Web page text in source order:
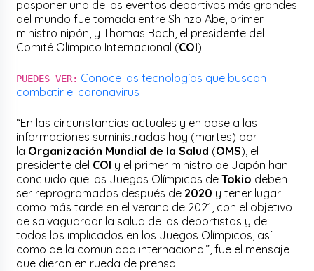
posponer uno de los eventos deportivos más grandes
del mundo fue tomada entre Shinzo Abe, primer
ministro nipón, y Thomas Bach, el presidente del
Comité Olímpico Internacional (COI).
PUEDES VER: Conoce las tecnologías que buscan
combatir el coronavirus
“En las circunstancias actuales y en base a las
informaciones suministradas hoy (martes) por
la Organización Mundial de la Salud (OMS), el
presidente del COI y el primer ministro de Japón han
concluido que los Juegos Olímpicos deTokio deben
ser reprogramados después de 2020 y tener lugar
como más tarde en el verano de 2021, con el objetivo
de salvaguardar la salud de los deportistas y de
todos los implicados en los Juegos Olímpicos, así
como de la comunidad internacional”, fue el mensaje
que dieron en rueda de prensa.